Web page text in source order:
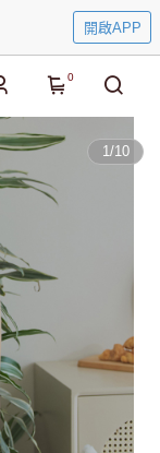
開啟APP
0
1/10